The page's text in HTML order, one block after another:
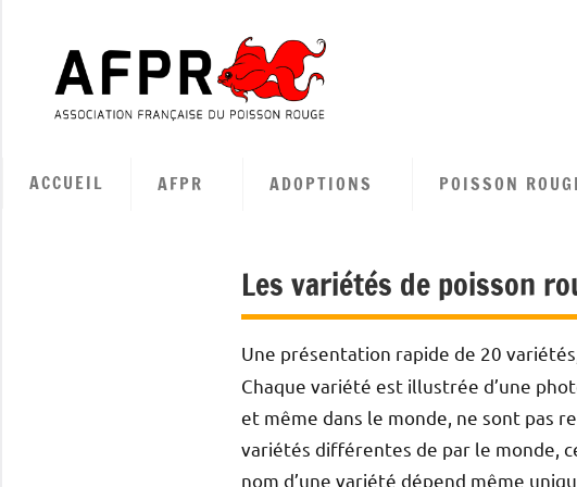
contenu
Française
Poisson
Rouge
ACCUEIL AFPR ADOPTIONS POISSON
Les variétés de poisson
Une présentation rapide de 20
Chaque variété est illustrée d’une
et même dans le monde, ne sont pas
variétés différentes de par le monde,
nom d’une variété dépend même